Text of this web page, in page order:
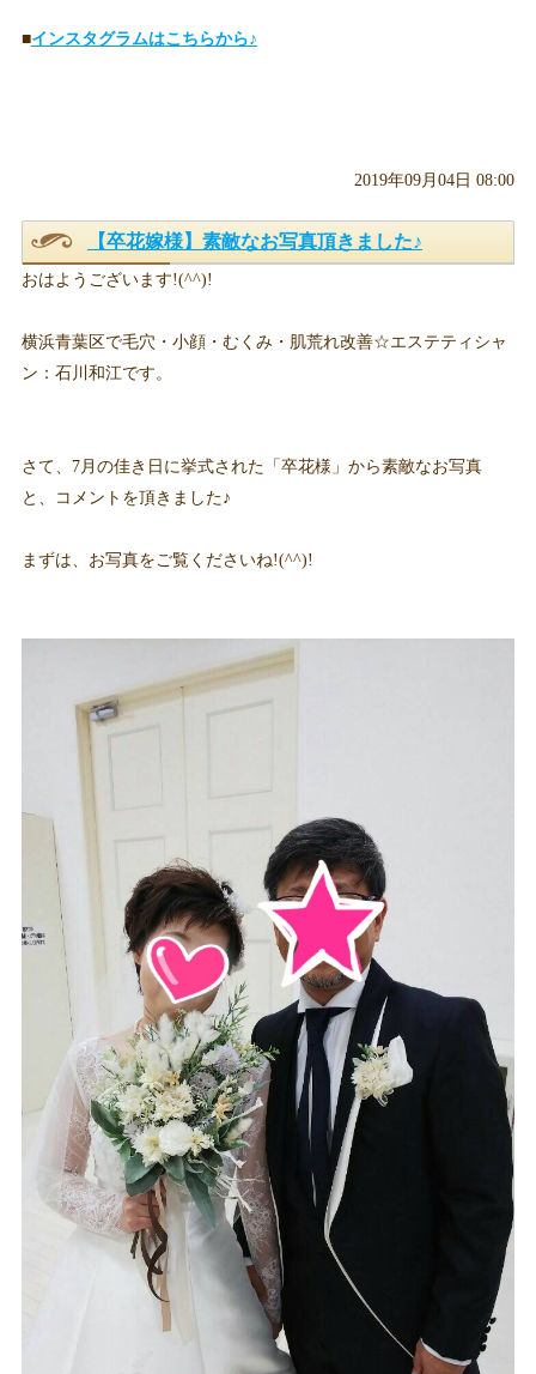
■インスタグラムはこちらから♪
2019年09月04日 08:00
【卒花嫁様】素敵なお写真頂きました♪
おはようございます!(^^)!
横浜青葉区で毛穴・小顔・むくみ・肌荒れ改善☆エステティシャ
ン：石川和江です。
さて、7月の佳き日に挙式された「卒花様」から素敵なお写真
と、コメントを頂きました♪
まずは、お写真をご覧くださいね!(^^)!